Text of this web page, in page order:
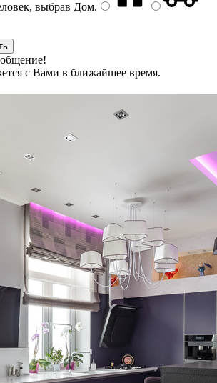
выбрав Дом.
с Вами в ближайшее время.